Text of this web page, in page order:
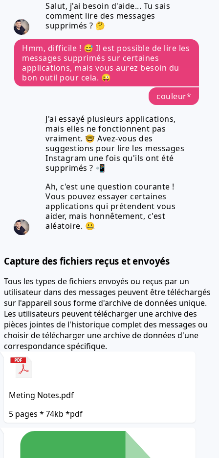
Salut, j'ai besoin d'aide... Tu sais
comment lire des messages
supprimés ? 🤔
Hmm, difficile ! 😅 Il est possible de lire les
messages supprimés sur certaines
applications, mais vous aurez besoin du
bon outil pour cela. 😜
couleur*
J'ai essayé plusieurs applications,
mais elles ne fonctionnent pas
vraiment. 🤓 Avez-vous des
suggestions pour lire les messages
Instagram une fois qu'ils ont été
supprimés ? 📲
Ah, c'est une question courante !
Vous pouvez essayer certaines
applications qui prétendent vous
aider, mais honnêtement, c'est
aléatoire. 🤐
Capture des fichiers reçus et envoyés
Tous les types de fichiers envoyés ou reçus par un
utilisateur dans des messages peuvent être téléchargés
sur l'appareil sous forme d'archive de données unique.
Les utilisateurs peuvent télécharger une archive des
pièces jointes de l'historique complet des messages ou
choisir de télécharger une archive de données d'une
correspondance spécifique.
Meting Notes.pdf
5 pages * 74kb *pdf